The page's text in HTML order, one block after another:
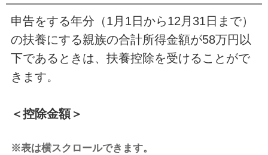
申告をする年分（1月1日から12月31日まで）
の扶養にする親族の合計所得金額が58万円以
下であるときは、扶養控除を受けることがで
きます。
＜控除金額＞
※表は横スクロールできます。